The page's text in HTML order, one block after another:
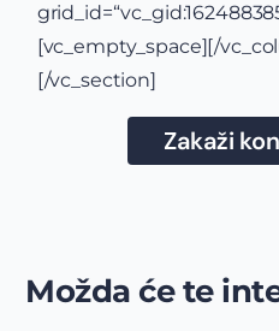
[vc_empty_space][/
[/vc_section]
Zakaži
Možda će te